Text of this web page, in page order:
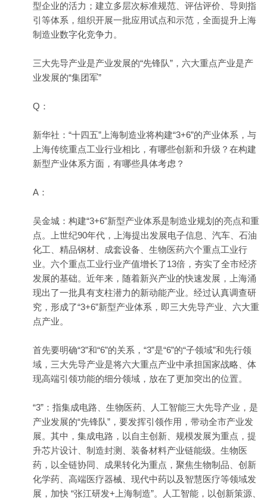
型企业的活力；建立多层次标准规范、评估评价、导则指
引等体系，组织开展一批应用试点和示范，全面提升上海
制造业数字化竞争力。
三大先导产业是产业发展的“先锋队”，六大重点产业是产
业发展的“集团军”
Q：
新华社：“十四五”上海制造业将构建“3+6”的产业体系，与
上海传统重点工业行业相比，有哪些创新和升级？在构建
新型产业体系方面，有哪些具体考虑？
A：
吴金城：构建“3+6”新型产业体系是制造业规划的亮点和重
点。上世纪90年代，上海提出发展电子信息、汽车、石油
化工、精品钢材、成套设备、生物医药六个重点工业行
业。六个重点工业行业产值增长了13倍，夯实了全市经济
发展的基础。近年来，随着新兴产业的快速发展，上海涌
现出了一批具有支柱潜力的新动能产业。经过认真调查研
究，形成了“3+6”新型产业体系，即三大先导产业、六大重
点产业。
首先要明确“3”和“6”的关系，“3”是“6”的“子领域”和先行领
域，三大先导产业是将六大重点产业中承担国家战略、体
现高端引领功能的细分领域，放在了更加突出的位置。
“3”：指集成电路、生物医药、人工智能三大先导产业，是
产业发展的“先锋队”，要发挥引领作用，带动全市产业发
展。其中，集成电路，以自主创新、规模发展为重点，提
升芯片设计、制造封测、装备材料产业链能级。生物医
药，以全链协同、成果转化为重点，聚焦生物制品、创新
化学药、高端医疗器械、现代中药以及智慧医疗等领域发
展，加快 “张江研发+上海制造”。人工智能，以创新策源、